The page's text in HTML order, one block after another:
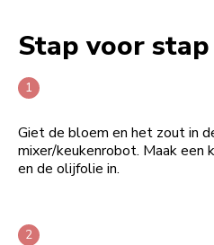
Stap voor stap
Giet de bloem en het zout in
mixer/keukenrobot. Maak een
en de olijfolie in.